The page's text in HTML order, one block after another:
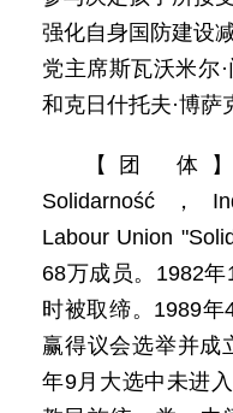
强化自身国防建设
党主席斯瓦沃米尔·
和克日什托夫·博萨
【团 体
Solidarność，
Labour Union
68万成员。1982
时被取缔。1989年
赢得议会选举并成
年9月大选中未进